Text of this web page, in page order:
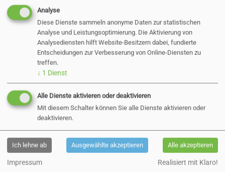
Aktuelle Direktvergaben
Öffentliche
Bekanntmachung
20.10.2024
Wahlbekanntmachung (pdf)
19 KB
Analyse
Diese Dienste sammeln anonyme Daten zur statistischen
Analyse und Leistungsoptimierung. Die Aktivierung von
Analysediensten hilft Website-Besitzern dabei, fundierte
Entscheidungen zur Verbesserung von Online-Diensten zu
treffen.
↓ 1 Dienst
Alle Dienste aktivieren oder deaktivieren
Mit diesem Schalter können Sie alle Dienste aktivieren oder
deaktivieren.
Ich lehne ab Ausgewählte akzeptieren Alle akzeptieren
Impressum Realisiert mit Klaro!